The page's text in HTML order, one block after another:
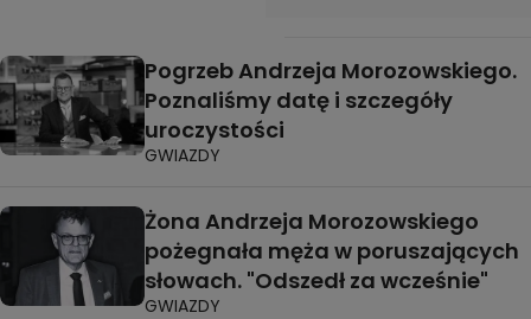
Pogrzeb Andrzeja Morozowskiego.
Poznaliśmy datę i szczegóły
uroczystości
GWIAZDY
Żona Andrzeja Morozowskiego
pożegnała męża w poruszających
słowach. "Odszedł za wcześnie"
GWIAZDY